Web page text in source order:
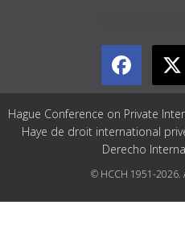
Hague Conference on Private
Haye de droit international
Derecho
© HCCH 1951-2026.